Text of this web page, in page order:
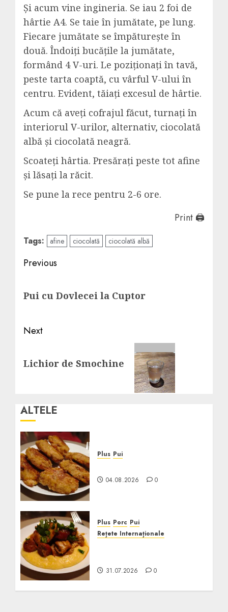
Și acum vine ingineria. Se iau 2 foi de
hârtie A4. Se taie în jumătate, pe lung.
Fiecare jumătate se împăturește în
două. Îndoiți bucățile la jumătate,
formând 4 V-uri. Le poziționați în tavă,
peste tarta coaptă, cu vârful V-ului în
centru. Evident, tăiați excesul de hârtie.
Acum că aveți cofrajul făcut, turnați în
interiorul V-urilor, alternativ, ciocolată
albă și ciocolată neagră.
Scoateți hârtia. Presărați peste tot afine
și lăsați la răcit.
Se pune la rece pentru 2-6 ore.
Print 🖨
Tags: afine ciocolată ciocolată albă
Post
Previous
post:
Pui cu Dovlecei la Cuptor
Next
post:
Lichior de Smochine
ALTELE
Plus Pui
04.08.2026 0
Plus Porc Pui
Rețete Internaționale
31.07.2026 0